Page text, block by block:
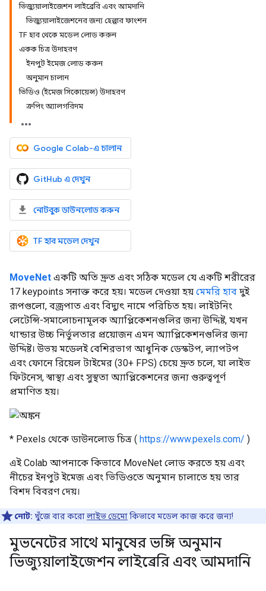
ভিজ্যুয়ালাইজেশন লাইব্রেরি এবং আমদানি
ভিজ্যুয়ালাইজেশনের জন্য হেল্পার ফাংশন
TF হাব থেকে মডেল লোড করুন
একক চিত্র উদাহরণ
ইনপুট ইমেজ লোড করুন
অনুমান চালান
ভিডিও (ইমেজ সিকোয়েন্স) উদাহরণ
ক্রপিং অ্যালগরিদম
Google Colab-এ চালান
GitHub এ দেখুন
নোটবুক ডাউনলোড করুন
TF হাব মডেল দেখুন
MoveNet একটি অতি দ্রুত এবং সঠিক মডেল যে একটি শরীরের
17 keypoints সনাক্ত করে হয়। মডেল দেওয়া হয় মেমরি হাব দুই
রূপগুলো, বজ্রপাত এবং বিদ্যুৎ নামে পরিচিত হয়। লাইটনিং
লেটেন্সি-সমালোচনামূলক অ্যাপ্লিকেশনগুলির জন্য উদ্দিষ্ট, যখন
থান্ডার উচ্চ নির্ভুলতার প্রয়োজন এমন অ্যাপ্লিকেশনগুলির জন্য
উদ্দিষ্ট। উভয় মডেলই বেশিরভাগ আধুনিক ডেস্কটপ, ল্যাপটপ
এবং ফোনে রিয়েল টাইমের (30+ FPS) চেয়ে দ্রুত চলে, যা লাইভ
ফিটনেস, স্বাস্থ্য এবং সুস্থতা অ্যাপ্লিকেশনের জন্য গুরুত্বপূর্ণ
প্রমাণিত হয়।
* Pexels থেকে ডাউনলোড চিত্র ( https://www.pexels.com/ )
এই Colab আপনাকে কিভাবে MoveNet লোড করতে হয় এবং
নীচের ইনপুট ইমেজ এবং ভিডিওতে অনুমান চালাতে হয় তার
বিশদ বিবরণ দেয়।
নোট: খুঁজে বার করোলাইভ ডেমোকিভাবে মডেল কাজ করে জন্য!
মুভনেটের সাথে মানুষের ভঙ্গি অনুমান
ভিজ্যুয়ালাইজেশন লাইব্রেরি এবং আমদানি